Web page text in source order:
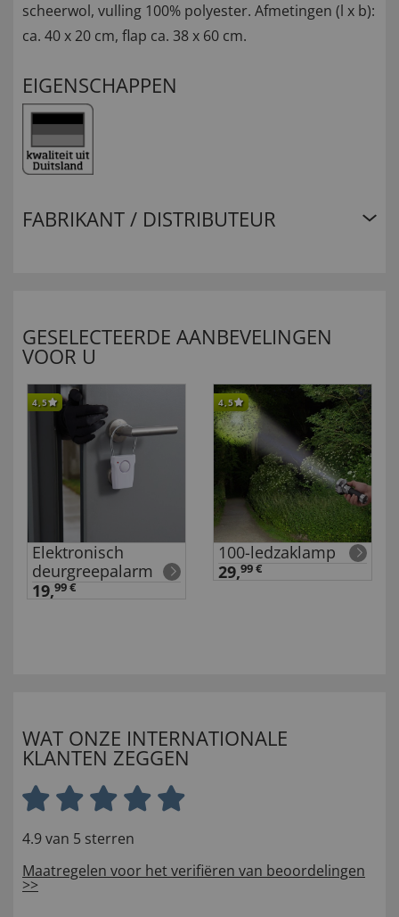
scheerwol, vulling 100% polyester. Afmetingen (l x b):
ca. 40 x 20 cm, flap ca. 38 x 60 cm.
EIGENSCHAPPEN
FABRIKANT / DISTRIBUTEUR
GESELECTEERDE AANBEVELINGEN
VOOR U
4,5
Elektronisch
deurgreepalarm
19,99 €
4,5
100-ledzaklamp
29,99 €
WAT ONZE INTERNATIONALE
KLANTEN ZEGGEN
4.9 van 5 sterren
Maatregelen voor het verifiëren van beoordelingen
>>